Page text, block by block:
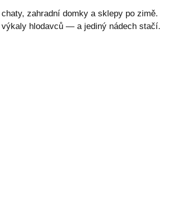
zahradní domky a sklepy po zimě.
hlodavců — a jediný nádech stačí.